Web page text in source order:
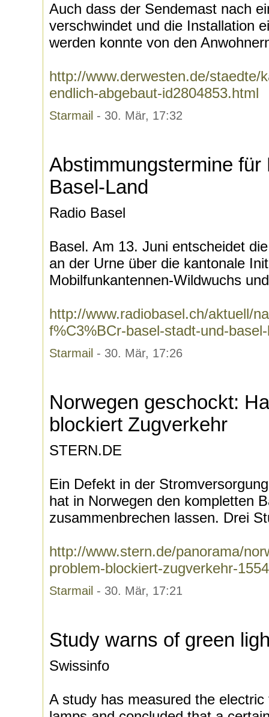
Auch dass der Sendemast nach
verschwindet und die Installation
werden konnte von den
http://www.derwesten.de/staedte/
endlich-abgebaut-id2804853.html
Starmail - 30. Mär, 17:32
Abstimmungstermine für
Basel-Land
Radio Basel
Basel. Am 13. Juni entscheidet
an der Urne über die kantonale
Mobilfunkantennen-Wildwuchs
http://www.radiobasel.ch/aktuell/
f%C3%BCr-basel-stadt-und-
Starmail - 30. Mär, 17:26
Norwegen geschockt:
blockiert Zugverkehr
STERN.DE
Ein Defekt in der
hat in Norwegen den kompletten
zusammenbrechen lassen. Drei
http://www.stern.de/panorama/
problem-blockiert-zugverkehr-
Starmail - 30. Mär, 17:21
Study warns of green
Swissinfo
A study has measured the